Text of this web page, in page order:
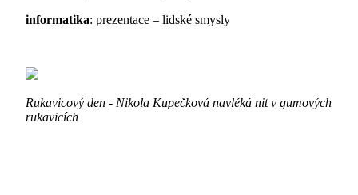
informatika: prezentace – lidské smysly
Rukavicový den - Nikola Kupečková navléká nit v gumových
rukavicích